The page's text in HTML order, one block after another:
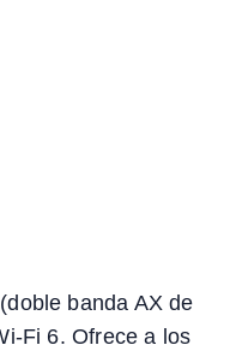
banda AX de
Fi 6. Ofrece a los